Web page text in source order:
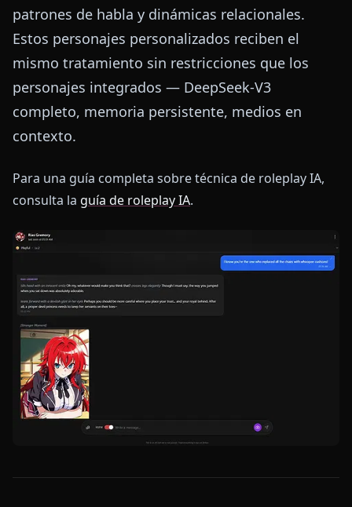
patrones de habla y dinámicas relacionales.
Estos personajes personalizados reciben el
mismo tratamiento sin restricciones que los
personajes integrados — DeepSeek-V3
completo, memoria persistente, medios en
contexto.
Para una guía completa sobre técnica de roleplay IA,
consulta la guía de roleplay IA.